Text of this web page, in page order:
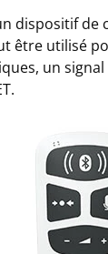
dispositif de
être utilisé
un